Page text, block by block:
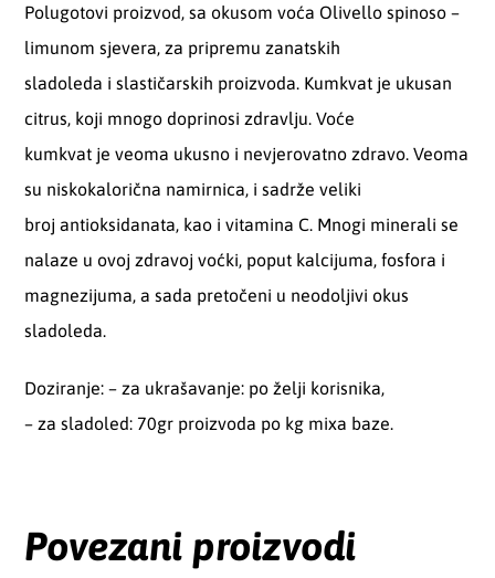
Polugotovi proizvod, sa okusom voća Olivello spinoso –
limunom sjevera, za pripremu zanatskih
sladoleda i slastičarskih proizvoda. Kumkvat je ukusan
citrus, koji mnogo doprinosi zdravlju. Voće
kumkvat je veoma ukusno i nevjerovatno zdravo. Veoma
su niskokalorična namirnica, i sadrže veliki
broj antioksidanata, kao i vitamina C. Mnogi minerali se
nalaze u ovoj zdravoj voćki, poput kalcijuma, fosfora i
magnezijuma, a sada pretočeni u neodoljivi okus
sladoleda.
Doziranje: – za ukrašavanje: po želji korisnika,
– za sladoled: 70gr proizvoda po kg mixa baze.
Povezani proizvodi